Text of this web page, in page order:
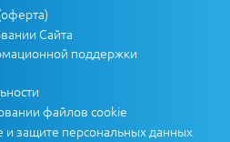
Сайта
поддержки
файлов cookie
защите персональных данных